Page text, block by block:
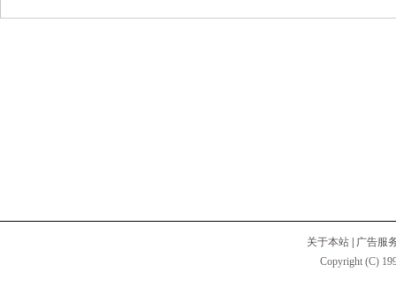
关于本站
广告服
Copyright (C)